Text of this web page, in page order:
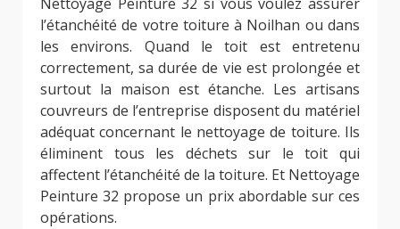
l’étanchéité de votre toiture à Noilhan ou dans
les environs. Quand le toit est entretenu
correctement, sa durée de vie est prolongée et
surtout la maison est étanche. Les artisans
couvreurs de l’entreprise disposent du matériel
adéquat concernant le nettoyage de toiture. Ils
éliminent tous les déchets sur le toit qui
affectent l’étanchéité de la toiture. Et Nettoyage
Peinture 32 propose un prix abordable sur ces
opérations.